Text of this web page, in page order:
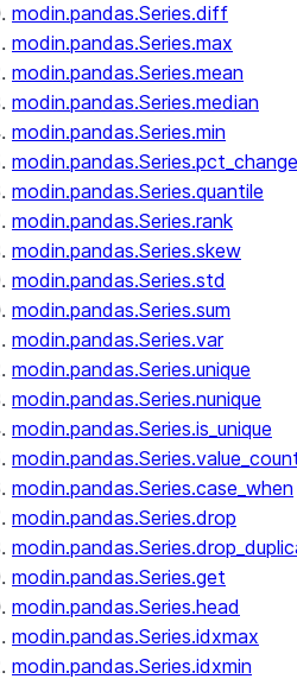
modin.pandas.Series.diff
modin.pandas.Series.max
modin.pandas.Series.mean
modin.pandas.Series.median
modin.pandas.Series.min
modin.pandas.Series.pct_change
modin.pandas.Series.quantile
modin.pandas.Series.rank
modin.pandas.Series.skew
modin.pandas.Series.std
modin.pandas.Series.sum
modin.pandas.Series.var
modin.pandas.Series.unique
modin.pandas.Series.nunique
modin.pandas.Series.is_unique
modin.pandas.Series.case_when
modin.pandas.Series.drop
modin.pandas.Series.get
modin.pandas.Series.head
modin.pandas.Series.idxmax
modin.pandas.Series.idxmin